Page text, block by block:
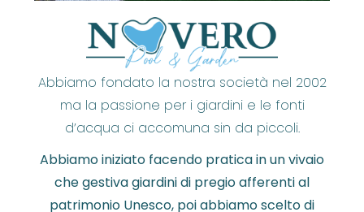
Abbiamo fondato la nostra società nel 2002
ma la passione per i giardini e le fonti
d’acqua ci accomuna sin da piccoli.
Abbiamo iniziato facendo pratica in un vivaio
che gestiva giardini di pregio afferenti al
patrimonio Unesco, poi abbiamo scelto di